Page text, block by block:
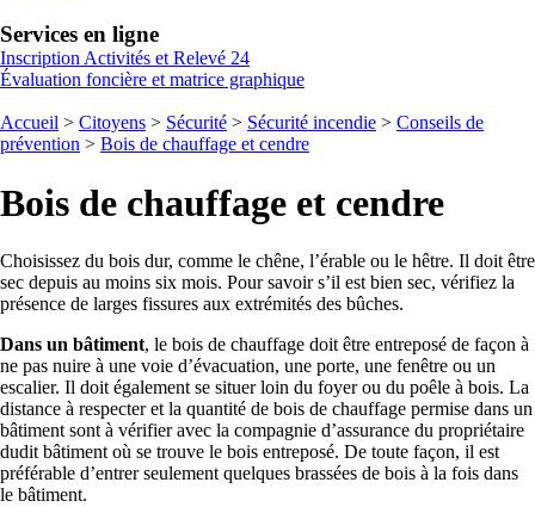
Services en ligne
Inscription Activités et Relevé 24
Évaluation foncière et matrice graphique
Accueil > Citoyens > Sécurité > Sécurité incendie > Conseils de
prévention > Bois de chauffage et cendre
Bois de chauffage et cendre
Choisissez du bois dur, comme le chêne, l’érable ou le hêtre. Il doit être
sec depuis au moins six mois. Pour savoir s’il est bien sec, vérifiez la
présence de larges fissures aux extrémités des bûches.
Dans un bâtiment, le bois de chauffage doit être entreposé de façon à
ne pas nuire à une voie d’évacuation, une porte, une fenêtre ou un
escalier. Il doit également se situer loin du foyer ou du poêle à bois. La
distance à respecter et la quantité de bois de chauffage permise dans un
bâtiment sont à vérifier avec la compagnie d’assurance du propriétaire
dudit bâtiment où se trouve le bois entreposé. De toute façon, il est
préférable d’entrer seulement quelques brassées de bois à la fois dans
le bâtiment.